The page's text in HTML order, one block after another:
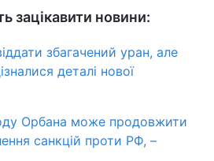
зацікавити новини:
збагачений уран, але
деталі нової
Орбана може продовжити
санкцій проти РФ, –